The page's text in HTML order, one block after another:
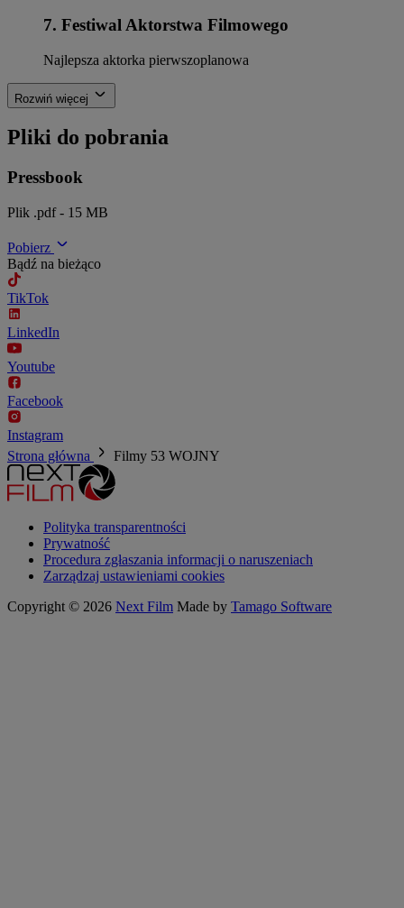
7. Festiwal Aktorstwa Filmowego
Najlepsza aktorka pierwszoplanowa
Rozwiń więcej
Pliki do pobrania
Pressbook
Plik .pdf - 15 MB
Pobierz
Bądź na bieżąco
TikTok
LinkedIn
Youtube
Facebook
Instagram
Strona główna
Filmy 53 WOJNY
Polityka transparentności
Prywatność
Procedura zgłaszania informacji o naruszeniach
Zarządzaj ustawieniami cookies
Copyright © 2026 Next Film Made by Tamago Software